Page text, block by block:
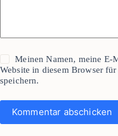
Meinen Namen, meine E-
Website in diesem Browser
speichern.
Kommentar abschicken